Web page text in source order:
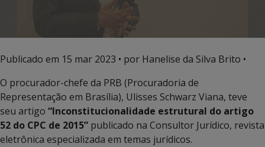
Publicado em 15 mar 2023 • por Hanelise da Silva Brito •
O procurador-chefe da PRB (Procuradoria de
Representação em Brasília), Ulisses Schwarz Viana, teve
seu artigo “Inconstitucionalidade estrutural do artigo
52 do CPC de 2015” publicado na Consultor Jurídico, revista
eletrônica especializada em temas jurídicos.